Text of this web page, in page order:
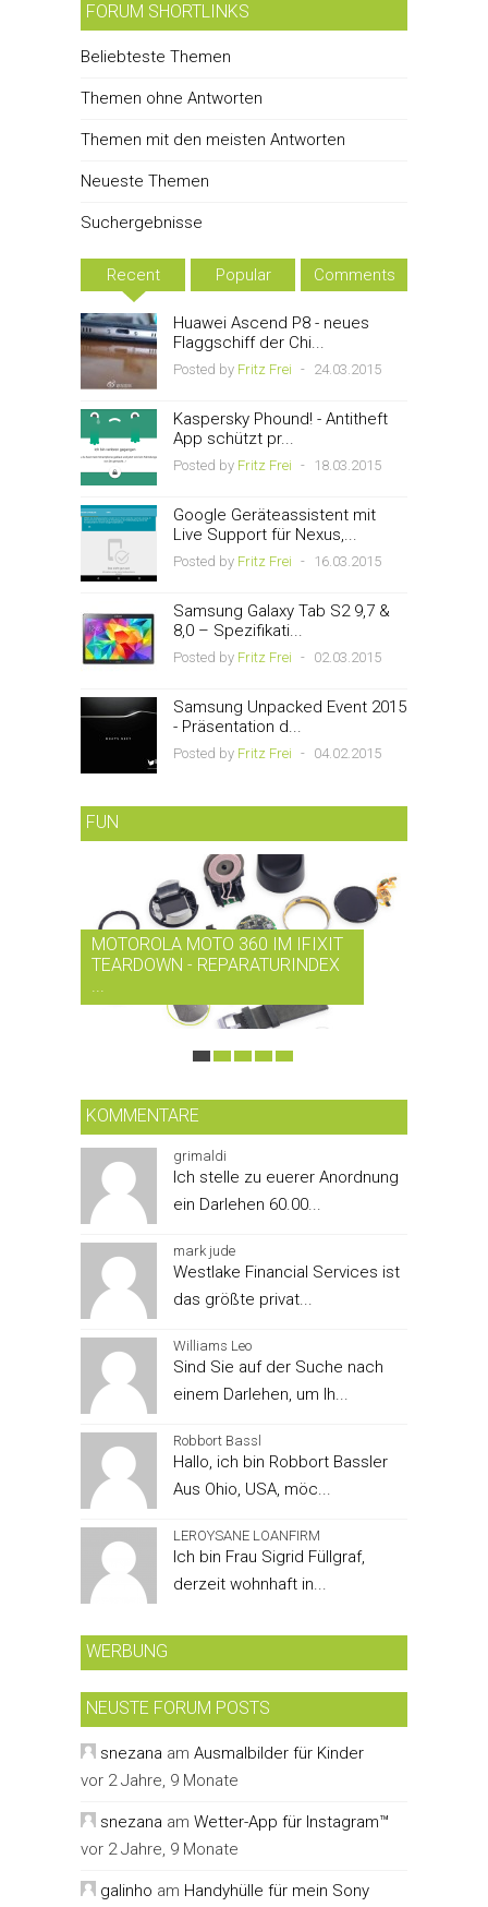
FORUM SHORTLINKS
Beliebteste Themen
Themen ohne Antworten
Themen mit den meisten Antworten
Neueste Themen
Suchergebnisse
Recent Popular Comments
Huawei Ascend P8 - neues
Flaggschiff der Chi...
Posted by Fritz Frei - 24.03.2015
Kaspersky Phound! - Antitheft
App schützt pr...
Posted by Fritz Frei - 18.03.2015
Google Geräteassistent mit
Live Support für Nexus,...
Posted by Fritz Frei - 16.03.2015
Samsung Galaxy Tab S2 9,7 &
8,0 – Spezifikati...
Posted by Fritz Frei - 02.03.2015
Samsung Unpacked Event 2015
- Präsentation d...
Posted by Fritz Frei - 04.02.2015
FUN
MOTOROLA MOTO 360 IM IFIXIT
TEARDOWN - REPARATURINDEX
...
KOMMENTARE
grimaldi
Ich stelle zu euerer Anordnung
ein Darlehen 60.00...
mark jude
Westlake Financial Services ist
das größte privat...
Williams Leo
Sind Sie auf der Suche nach
einem Darlehen, um Ih...
Robbort Bassl
Hallo, ich bin Robbort Bassler
Aus Ohio, USA, möc...
LEROYSANE LOANFIRM
Ich bin Frau Sigrid Füllgraf,
derzeit wohnhaft in...
WERBUNG
NEUSTE FORUM POSTS
snezana am Ausmalbilder für Kinder
vor 2 Jahre, 9 Monate
snezana am Wetter-App für Instagram™
vor 2 Jahre, 9 Monate
galinho am Handyhülle für mein Sony